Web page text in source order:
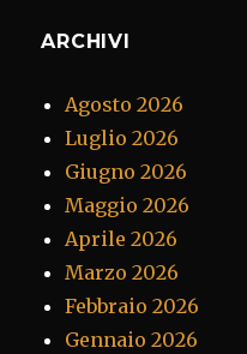
ARCHIVI
Agosto 2026
Luglio 2026
Giugno 2026
Maggio 2026
Aprile 2026
Marzo 2026
Febbraio 2026
Gennaio 2026